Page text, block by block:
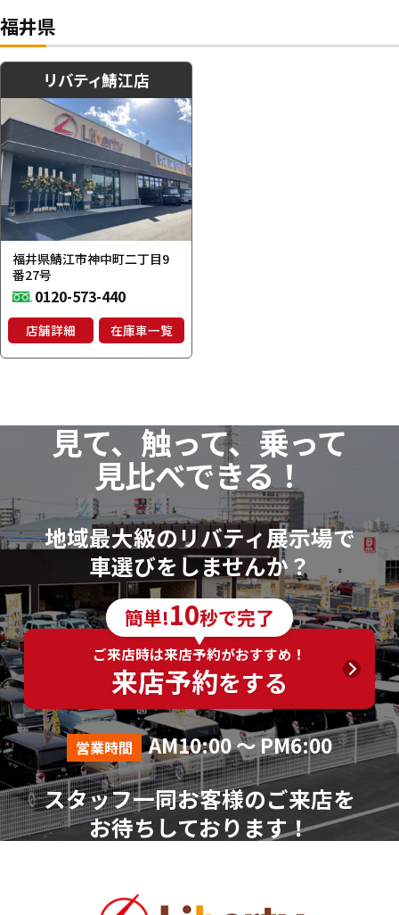
福井県
リバティ鯖江店
福井県鯖江市神中町二丁目9
番27号
0120-573-440
店舗詳細 在庫車一覧
見て、触って、乗って
見比べできる！
地域最大級のリバティ展示場で
車選びをしませんか？
簡単!10秒で完了
ご来店時は来店予約がおすすめ！
来店予約をする
営業時間 AM10:00 ～ PM6:00
スタッフ一同お客様のご来店を
お待ちしております！